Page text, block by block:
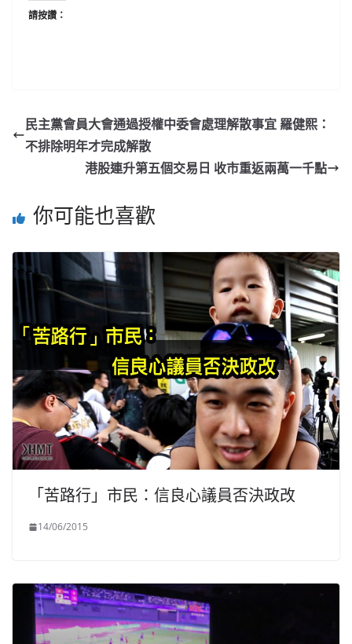
請按讚：
民主黨會員大會通過授權中委會處理解散事宜 羅健熙：
不排除明年才完成解散
港股連升第五個交易日 收市重返兩萬一千點
你可能也喜歡
「苦路行」市民：信良心議員否決政改
14/06/2015